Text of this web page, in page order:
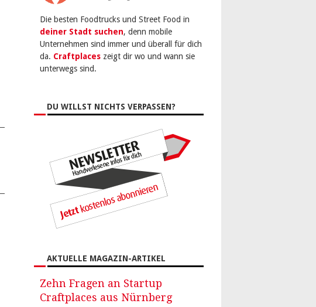
Die besten Foodtrucks und Street Food in
deiner Stadt suchen, denn mobile
Unternehmen sind immer und überall für dich
da. Craftplaces zeigt dir wo und wann sie
unterwegs sind.
DU WILLST NICHTS VERPASSEN?
AKTUELLE MAGAZIN-ARTIKEL
Zehn Fragen an Startup
Craftplaces aus Nürnberg